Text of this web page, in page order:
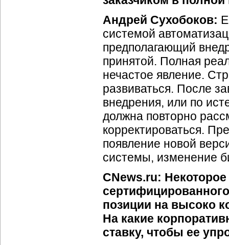
Андрей Сухобоков:
системой
предполагающий
принятой. Полная
нечастое явление.
развиваться. После
внедрения, или по
должна повторно
корректироваться.
появление новой
системы, изменение
CNews.ru:
позиции на высоко
На какие
ставку, чтобы ее